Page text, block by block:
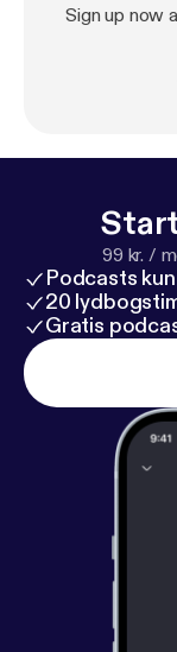
Sign up now
99 kr. /
Podcasts
20
Gratis